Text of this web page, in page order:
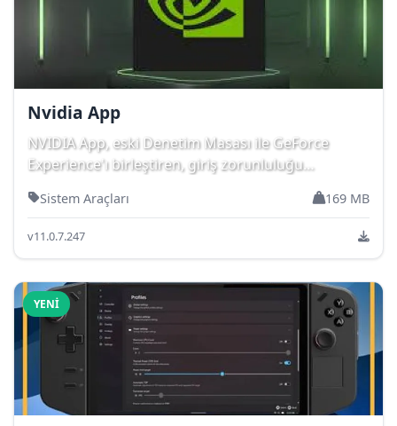
Nvidia App
NVIDIA App, eski Denetim Masası ile GeForce
Experience'ı birleştiren, giriş zorunluluğu
Sistem Araçları 169 MB
v11.0.7.247
YENI